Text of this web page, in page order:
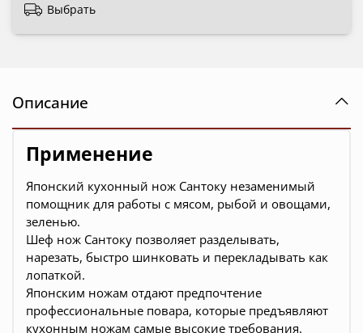
Выбрать
Описание
Применение
Японский кухонный нож Сантоку незаменимый
помощник для работы с мясом, рыбой и овощами,
зеленью.
Шеф нож Сантоку позволяет разделывать,
нарезать, быстро шинковать и перекладывать как
лопаткой.
Японским ножам отдают предпочтение
профессиональные повара, которые предъявляют
кухонным ножам самые высокие требования.